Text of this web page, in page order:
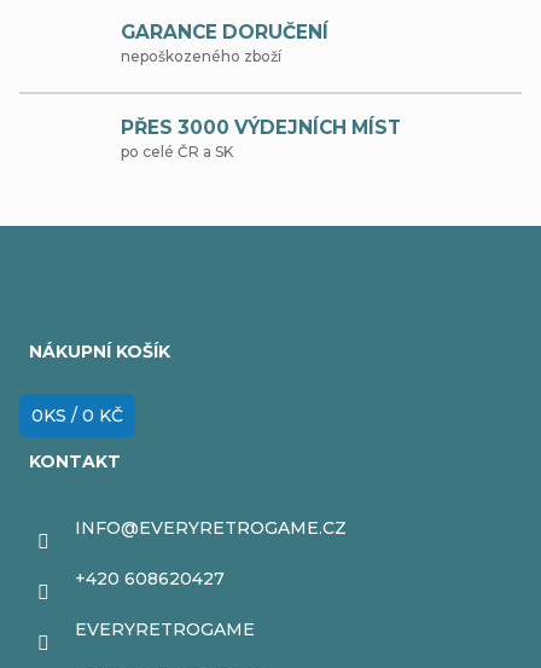
GARANCE DORUČENÍ
nepoškozeného zboží
PŘES 3000 VÝDEJNÍCH MÍST
po celé ČR a SK
NÁKUPNÍ KOŠÍK
0KS / 0 KČ
KONTAKT
INFO@EVERYRETROGAME.CZ
+420 608620427
EVERYRETROGAME